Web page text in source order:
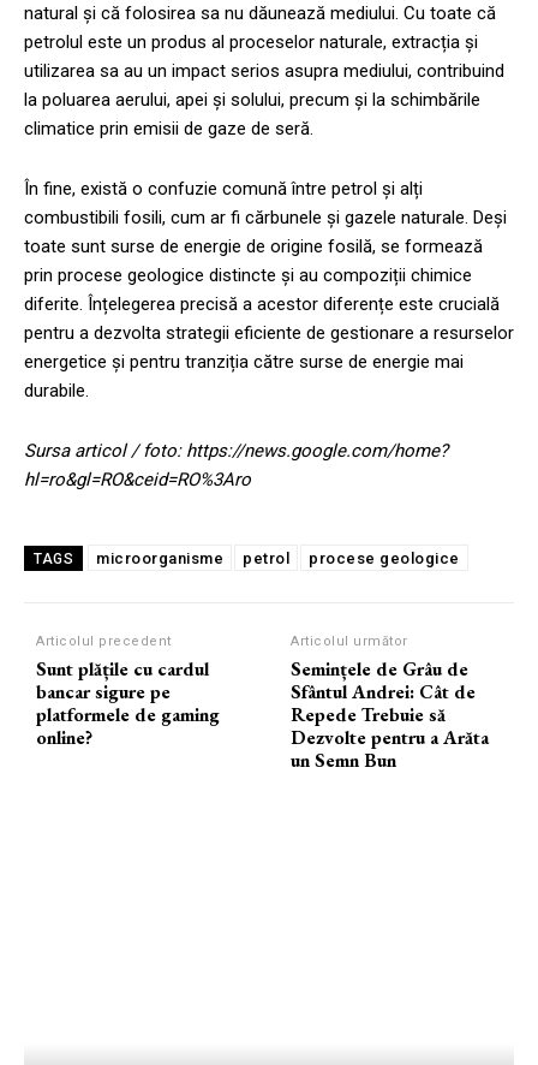
natural și că folosirea sa nu dăunează mediului. Cu toate că
petrolul este un produs al proceselor naturale, extracția și
utilizarea sa au un impact serios asupra mediului, contribuind
la poluarea aerului, apei și solului, precum și la schimbările
climatice prin emisii de gaze de seră.
În fine, există o confuzie comună între petrol și alți
combustibili fosili, cum ar fi cărbunele și gazele naturale. Deși
toate sunt surse de energie de origine fosilă, se formează
prin procese geologice distincte și au compoziții chimice
diferite. Înțelegerea precisă a acestor diferențe este crucială
pentru a dezvolta strategii eficiente de gestionare a resurselor
energetice și pentru tranziția către surse de energie mai
durabile.
Sursa articol / foto: https://news.google.com/home?
hl=ro&gl=RO&ceid=RO%3Aro
TAGS microorganisme petrol procese geologice
Articolul precedent
Sunt plățile cu cardul
bancar sigure pe
platformele de gaming
online?
Articolul următor
Semințele de Grâu de
Sfântul Andrei: Cât de
Repede Trebuie să
Dezvolte pentru a Arăta
un Semn Bun